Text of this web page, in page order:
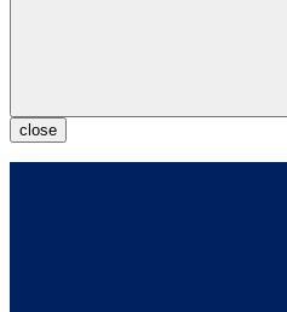
close